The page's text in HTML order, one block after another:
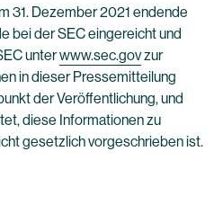
31. Dezember 2021 endende
bei der SEC eingereicht und
unterwww.sec.govzur
in dieser Pressemitteilung
der Veröffentlichung, und
diese Informationen zu
gesetzlich vorgeschrieben ist.